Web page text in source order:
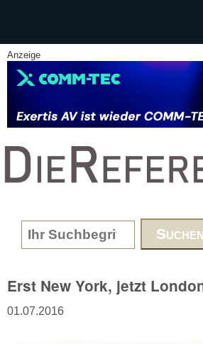
Anzeige
Search form
Erst New York, jetzt
01.07.2016